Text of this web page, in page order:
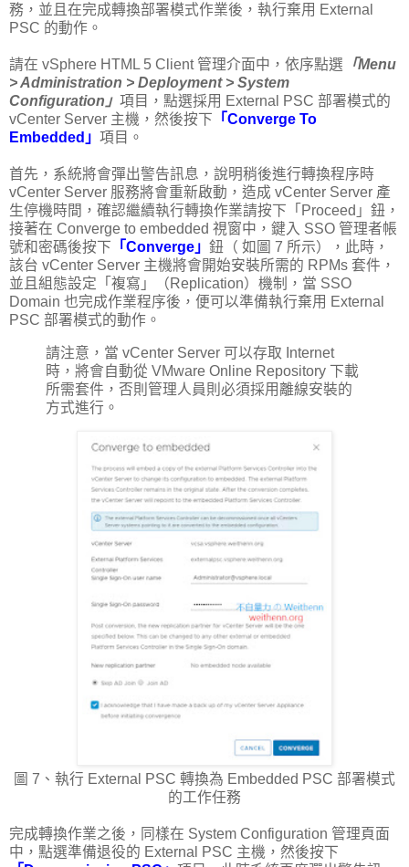
務，並且在完成轉換部署模式作業後，執行棄用 External
PSC 的動作。
請在 vSphere HTML 5 Client 管理介面中，依序點選 「Menu
> Administration > Deployment > System
Configuration」 項目，點選採用 External PSC 部署模式的
vCenter Server 主機，然後按下 「Converge To
Embedded」 項目。
首先，系統將會彈出警告訊息，說明稍後進行轉換程序時
vCenter Server 服務將會重新啟動，造成 vCenter Server 產
生停機時間，確認繼續執行轉換作業請按下「Proceed」鈕，
接著在 Converge to embedded 視窗中，鍵入 SSO 管理者帳
號和密碼後按下 「Converge」 鈕（ 如圖 7 所示），此時，
該台 vCenter Server 主機將會開始安裝所需的 RPMs 套件，
並且組態設定「複寫」（Replication）機制，當 SSO
Domain 也完成作業程序後，便可以準備執行棄用 External
PSC 部署模式的動作。
請注意，當 vCenter Server 可以存取 Internet
時，將會自動從 VMware Online Repository 下載
所需套件，否則管理人員則必須採用離線安裝的
方式進行。
圖 7、執行 External PSC 轉換為 Embedded PSC 部署模式
的工作任務
完成轉換作業之後，同樣在 System Configuration 管理頁面
中，點選準備退役的 External PSC 主機，然後按下